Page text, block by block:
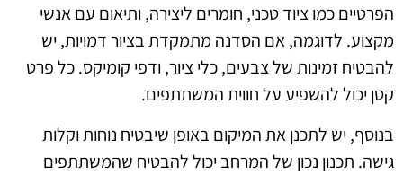
הפרטיים כמו ציוד טכני, חומרים ליצירה, ותיאום עם אנשי
מקצוע. לדוגמה, אם הסדנה מתמקדת בציור דמויות, יש
להבטיח זמינות של צבעים, כלי ציור, ודפי קומיקס. כל פרט
קטן יכול להשפיע על חווית המשתתפים.
בנוסף, יש לתכנן את המיקום באופן שיבטיח נוחות וקלות
גישה. תכנון נכון של המרחב יכול להבטיח שהמשתתפים